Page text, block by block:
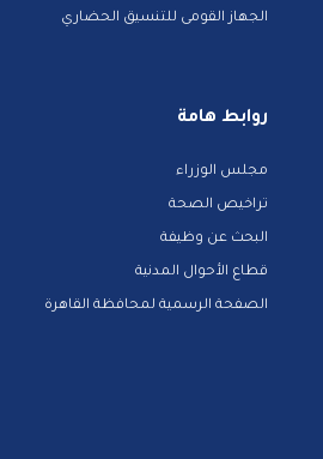
الجهاز القومى للتنسيق الحضاري
روابط هامة
مجلس الوزراء
تراخيص الصحة
البحث عن وظيفة
قطاع الأحوال المدنية
الصفحة الرسمية لمحافظة القاهرة